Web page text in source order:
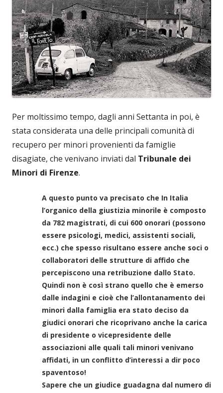
Per moltissimo tempo, dagli anni Settanta in poi, è
stata considerata una delle principali comunità di
recupero per minori provenienti da famiglie
disagiate, che venivano inviati dal Tribunale dei
Minori di Firenze.
A questo punto va precisato che In Italia
l’organico della giustizia minorile è composto
da 782 magistrati, di cui 600 onorari (possono
essere psicologi, medici, assistenti sociali,
ecc.) che spesso risultano essere anche soci o
collaboratori delle strutture di affido che
percepiscono una retribuzione dallo Stato.
Quindi non è così strano quello che è emerso
dalle indagini e cioè che l’allontanamento dei
minori dalla famiglia era stato deciso da
giudici onorari che ricoprivano anche la carica
di presidente o vicepresidente delle
associazioni alle quali tali minori venivano
affidati, in un conflitto d’interessi a dir poco
spaventoso!
Sapere che un giudice guadagna dal numero di